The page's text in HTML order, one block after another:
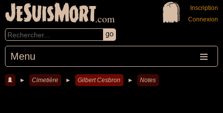
JeSuisMort.com
Menu
Inscription
Connexion
► Cimetière ► Gilbert Cesbron ► Notes